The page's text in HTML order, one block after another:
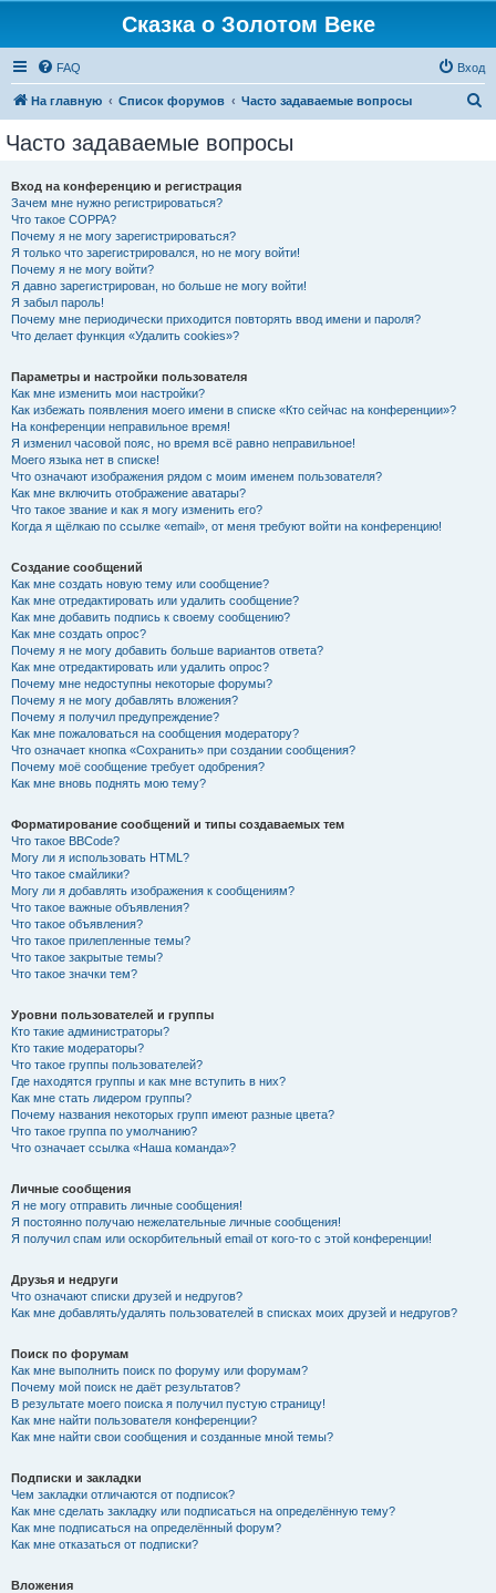
Сказка о Золотом Веке
FAQ Вход
На главную Список форумов Часто задаваемые вопросы
Часто задаваемые вопросы
Вход на конференцию и регистрация
Зачем мне нужно регистрироваться?
Что такое COPPA?
Почему я не могу зарегистрироваться?
Я только что зарегистрировался, но не могу войти!
Почему я не могу войти?
Я давно зарегистрирован, но больше не могу войти!
Я забыл пароль!
Почему мне периодически приходится повторять ввод имени и пароля?
Что делает функция «Удалить cookies»?
Параметры и настройки пользователя
Как мне изменить мои настройки?
Как избежать появления моего имени в списке «Кто сейчас на конференции»?
На конференции неправильное время!
Я изменил часовой пояс, но время всё равно неправильное!
Моего языка нет в списке!
Что означают изображения рядом с моим именем пользователя?
Как мне включить отображение аватары?
Что такое звание и как я могу изменить его?
Когда я щёлкаю по ссылке «email», от меня требуют войти на конференцию!
Создание сообщений
Как мне создать новую тему или сообщение?
Как мне отредактировать или удалить сообщение?
Как мне добавить подпись к своему сообщению?
Как мне создать опрос?
Почему я не могу добавить больше вариантов ответа?
Как мне отредактировать или удалить опрос?
Почему мне недоступны некоторые форумы?
Почему я не могу добавлять вложения?
Почему я получил предупреждение?
Как мне пожаловаться на сообщения модератору?
Что означает кнопка «Сохранить» при создании сообщения?
Почему моё сообщение требует одобрения?
Как мне вновь поднять мою тему?
Форматирование сообщений и типы создаваемых тем
Что такое BBCode?
Могу ли я использовать HTML?
Что такое смайлики?
Могу ли я добавлять изображения к сообщениям?
Что такое важные объявления?
Что такое объявления?
Что такое прилепленные темы?
Что такое закрытые темы?
Что такое значки тем?
Уровни пользователей и группы
Кто такие администраторы?
Кто такие модераторы?
Что такое группы пользователей?
Где находятся группы и как мне вступить в них?
Как мне стать лидером группы?
Почему названия некоторых групп имеют разные цвета?
Что такое группа по умолчанию?
Что означает ссылка «Наша команда»?
Личные сообщения
Я не могу отправить личные сообщения!
Я постоянно получаю нежелательные личные сообщения!
Я получил спам или оскорбительный email от кого-то с этой конференции!
Друзья и недруги
Что означают списки друзей и недругов?
Как мне добавлять/удалять пользователей в списках моих друзей и недругов?
Поиск по форумам
Как мне выполнить поиск по форуму или форумам?
Почему мой поиск не даёт результатов?
В результате моего поиска я получил пустую страницу!
Как мне найти пользователя конференции?
Как мне найти свои сообщения и созданные мной темы?
Подписки и закладки
Чем закладки отличаются от подписок?
Как мне сделать закладку или подписаться на определённую тему?
Как мне подписаться на определённый форум?
Как мне отказаться от подписки?
Вложения